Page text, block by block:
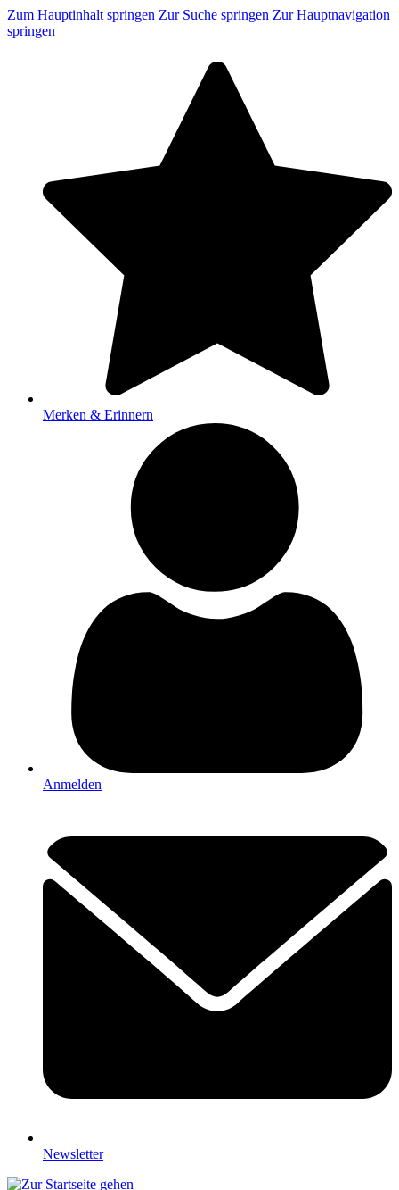
Zum Hauptinhalt springen Zur Suche springen Zur Hauptnavigation
springen
Merken & Erinnern
Anmelden
Newsletter